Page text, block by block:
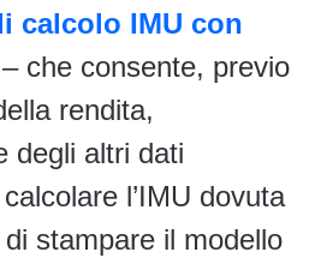
calcolo IMU con
che consente, previo
rendita,
degli altri dati
l’IMU dovuta
stampare il modello